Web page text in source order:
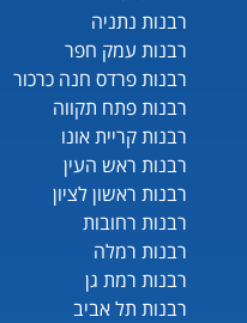
רבנות נתניה
רבנות עמק חפר
רבנות פרדס חנה כרכור
רבנות פתח תקווה
רבנות קריית אונו
רבנות ראש העין
רבנות ראשון לציון
רבנות רחובות
רבנות רמלה
רבנות רמת גן
רבנות תל אביב